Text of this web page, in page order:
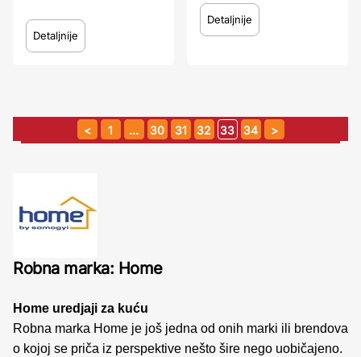
Detaljnije
Detaljnije
1 … 30 31 32 33 34
Robna marka: Home
Home uredjaji za kuću
Robna marka Home je još jedna od onih marki ili brendova
o kojoj se priča iz perspektive nešto šire nego uobičajeno.